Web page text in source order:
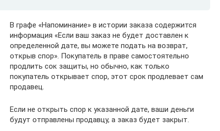
В графе «Напоминание» в истории заказа содержится
информация «Если ваш заказ не будет доставлен к
определенной дате, вы можете подать на возврат,
открыв спор». Покупатель в праве самостоятельно
продлить сок защиты, но обычно, как только
покупатель открывает спор, этот срок продлевает сам
продавец.
Если не открыть спор к указанной дате, ваши деньги
будут отправлены продавцу, а заказ будет закрыт.